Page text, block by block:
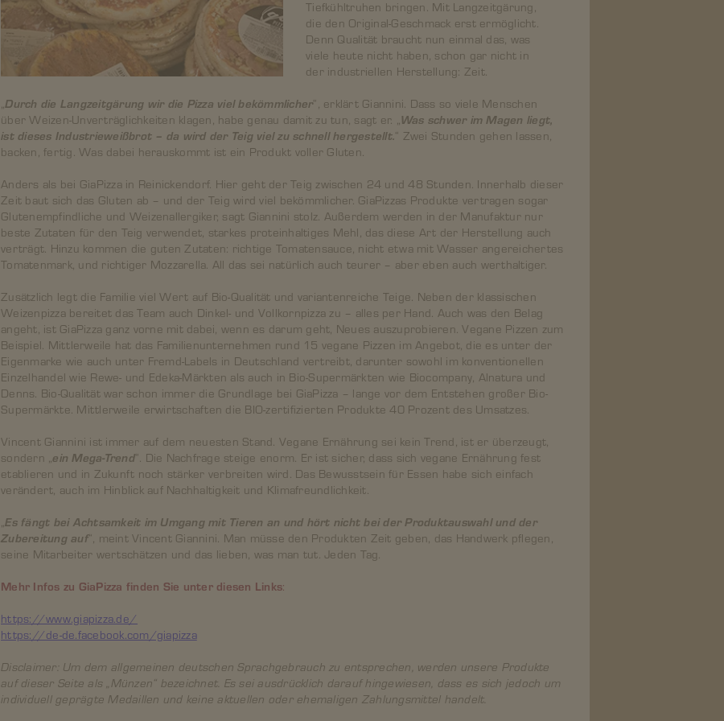
Tiefkühltruhen bringen. Mit Langzeitgärung,
die den Original-Geschmack erst ermöglicht.
Denn Qualität braucht nun einmal das, was
viele heute nicht haben, schon gar nicht in
der industriellen Herstellung: Zeit.
Durch die Langzeitgärung wir die Pizza viel bekömmlicher“, erklärt Giannini. Dass so viele Menschen
über Weizen-Unverträglichkeiten klagen, habe genau damit zu tun, sagt er. „
Was schwer im Magen liegt,
ist dieses Industrieweißbrot – da wird der Teig viel zu schnell hergestellt.“ Zwei Stunden gehen lassen,
backen, fertig. Was dabei herauskommt ist ein Produkt voller Gluten.
Anders als bei GiaPizza in Reinickendorf. Hier geht der Teig zwischen 24 und 48 Stunden. Innerhalb dieser
Zeit baut sich das Gluten ab – und der Teig wird viel bekömmlicher. GiaPizzas Produkte vertragen sogar
Glutenempfindliche und Weizenallergiker, sagt Giannini stolz. Außerdem werden in der Manufaktur nur
beste Zutaten für den Teig verwendet, starkes proteinhaltiges Mehl, das diese Art der Herstellung auch
verträgt. Hinzu kommen die guten Zutaten: richtige Tomatensauce, nicht etwa mit Wasser angereichertes
Tomatenmark, und richtiger Mozzarella. All das sei natürlich auch teurer – aber eben auch werthaltiger.
Zusätzlich legt die Familie viel Wert auf Bio-Qualität und variantenreiche Teige. Neben der klassischen
Weizenpizza bereitet das Team auch Dinkel- und Vollkornpizza zu – alles per Hand. Auch was den Belag
angeht, ist GiaPizza ganz vorne mit dabei, wenn es darum geht, Neues auszuprobieren. Vegane Pizzen zum
Beispiel. Mittlerweile hat das Familienunternehmen rund 15 vegane Pizzen im Angebot, die es unter der
Eigenmarke wie auch unter Fremd-Labels in Deutschland vertreibt, darunter sowohl im konventionellen
Einzelhandel wie Rewe- und Edeka-Märkten als auch in Bio-Supermärkten wie Biocompany, Alnatura und
Denns. Bio-Qualität war schon immer die Grundlage bei GiaPizza – lange vor dem Entstehen großer Bio-
Supermärkte. Mittlerweile erwirtschaften die BIO-zertifizierten Produkte 40 Prozent des Umsatzes.
Vincent Giannini ist immer auf dem neuesten Stand. Vegane Ernährung sei kein Trend, ist er überzeugt,
sondern „ ein Mega-Trend“. Die Nachfrage steige enorm. Er ist sicher, dass sich vegane Ernährung fest
etablieren und in Zukunft noch stärker verbreiten wird. Das Bewusstsein für Essen habe sich einfach
verändert, auch im Hinblick auf Nachhaltigkeit und Klimafreundlichkeit.
„Es fängt bei Achtsamkeit im Umgang mit Tieren an und hört nicht bei der Produktauswahl und der
Zubereitung auf“, meint Vincent Giannini. Man müsse den Produkten Zeit geben, das Handwerk pflegen,
seine Mitarbeiter wertschätzen und das lieben, was man tut. Jeden Tag.
Mehr Infos zu GiaPizza finden Sie unter diesen Links:
https://www.giapizza.de/
https://de-de.facebook.com/giapizza
Disclaimer: Um dem allgemeinen deutschen Sprachgebrauch zu entsprechen, werden unsere Produkte
auf dieser Seite als „Münzen“ bezeichnet. Es sei ausdrücklich darauf hingewiesen, dass es sich jedoch um
individuell geprägte Medaillen und keine aktuellen oder ehemaligen Zahlungsmittel handelt.